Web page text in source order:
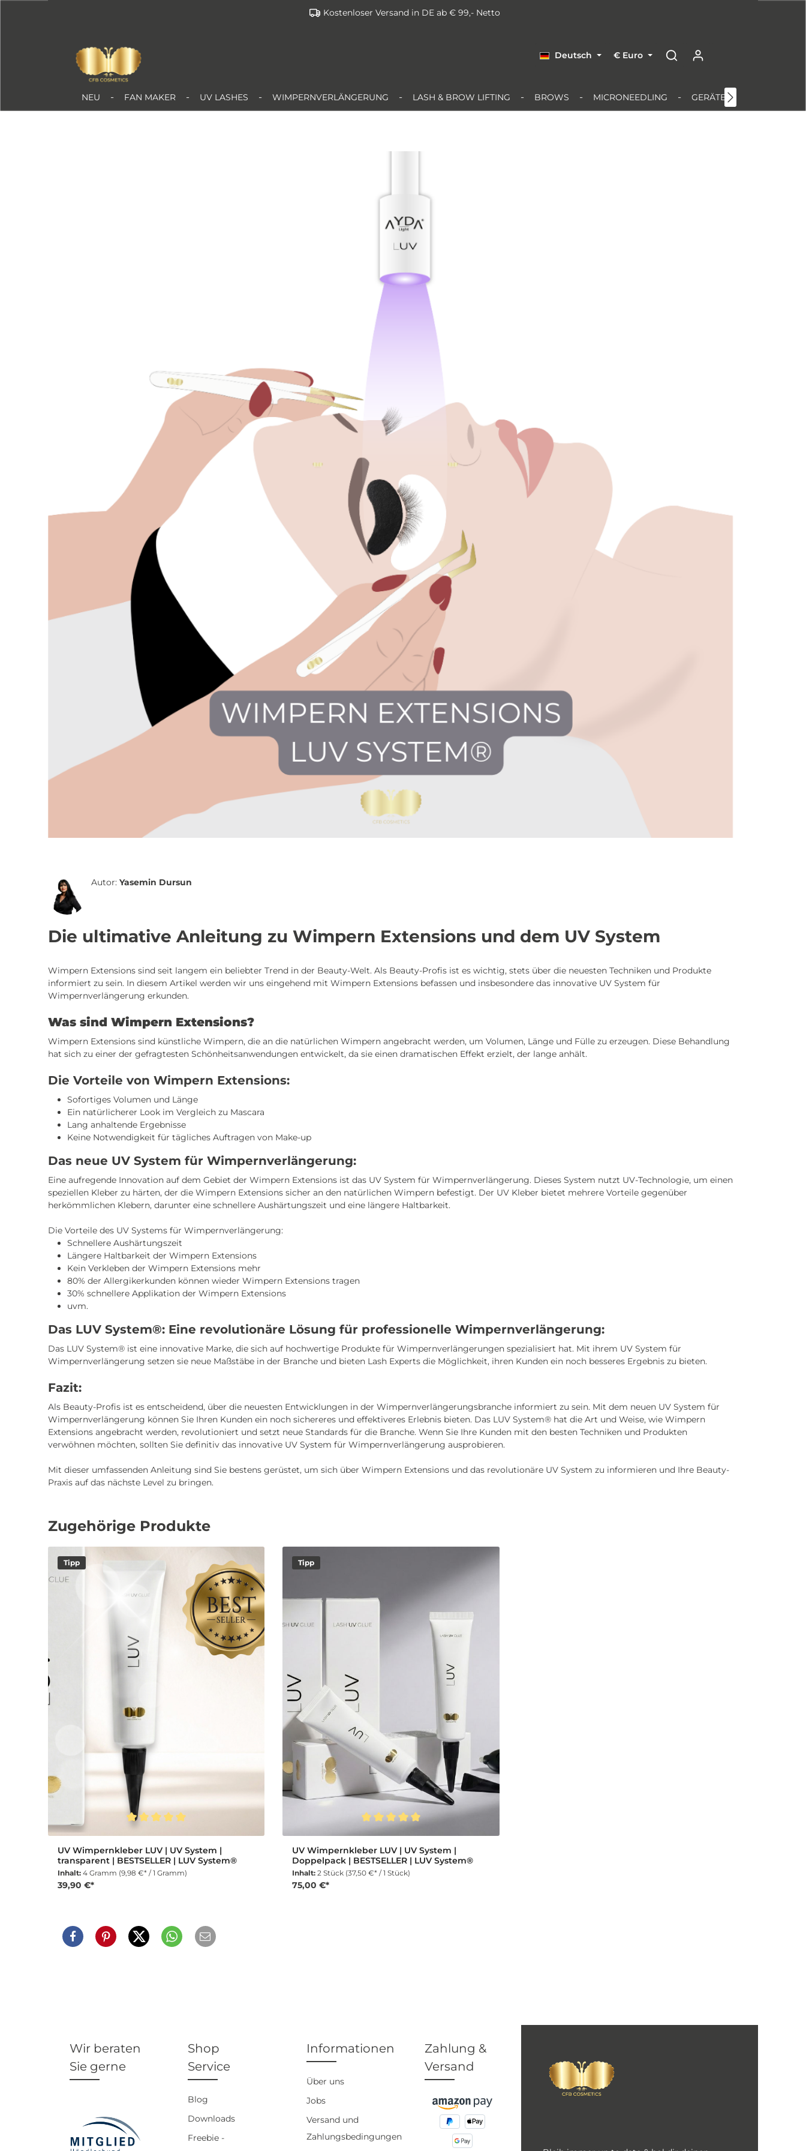
Kostenloser Versand in DE ab € 99,- Netto
Deutsch € Euro
NEU FAN MAKER UV LASHES WIMPERNVERLÄNGERUNG LASH & BROW LIFTING BROWS MICRONEEDLING GERÄTE & EQUIPMENT
Autor: Yasemin Dursun
Die ultimative Anleitung zu Wimpern Extensions und dem UV System
Wimpern Extensions sind seit langem ein beliebter Trend in der Beauty-Welt. Als Beauty-Profis ist es wichtig, stets über die neuesten Techniken und Produkte
informiert zu sein. In diesem Artikel werden wir uns eingehend mit Wimpern Extensions befassen und insbesondere das innovative UV System für
Wimpernverlängerung erkunden.
Was sind Wimpern Extensions?
Wimpern Extensions sind künstliche Wimpern, die an die natürlichen Wimpern angebracht werden, um Volumen, Länge und Fülle zu erzeugen. Diese Behandlung
hat sich zu einer der gefragtesten Schönheitsanwendungen entwickelt, da sie einen dramatischen Effekt erzielt, der lange anhält.
Die Vorteile von Wimpern Extensions:
Sofortiges Volumen und Länge
Ein natürlicherer Look im Vergleich zu Mascara
Lang anhaltende Ergebnisse
Keine Notwendigkeit für tägliches Auftragen von Make-up
Das neue UV System für Wimpernverlängerung:
Eine aufregende Innovation auf dem Gebiet der Wimpern Extensions ist das UV System für Wimpernverlängerung. Dieses System nutzt UV-Technologie, um einen
speziellen Kleber zu härten, der die Wimpern Extensions sicher an den natürlichen Wimpern befestigt. Der UV Kleber bietet mehrere Vorteile gegenüber
herkömmlichen Klebern, darunter eine schnellere Aushärtungszeit und eine längere Haltbarkeit.
Die Vorteile des UV Systems für Wimpernverlängerung:
Schnellere Aushärtungszeit
Längere Haltbarkeit der Wimpern Extensions
Kein Verkleben der Wimpern Extensions mehr
80% der Allergikerkunden können wieder Wimpern Extensions tragen
30% schnellere Applikation der Wimpern Extensions
uvm.
Das LUV System®: Eine revolutionäre Lösung für professionelle Wimpernverlängerung:
Das LUV System® ist eine innovative Marke, die sich auf hochwertige Produkte für Wimpernverlängerungen spezialisiert hat. Mit ihrem UV System für
Wimpernverlängerung setzen sie neue Maßstäbe in der Branche und bieten Lash Experts die Möglichkeit, ihren Kunden ein noch besseres Ergebnis zu bieten.
Fazit:
Als Beauty-Profis ist es entscheidend, über die neuesten Entwicklungen in der Wimpernverlängerungsbranche informiert zu sein. Mit dem neuen UV System für
Wimpernverlängerung können Sie Ihren Kunden ein noch sichereres und effektiveres Erlebnis bieten. Das LUV System® hat die Art und Weise, wie Wimpern
Extensions angebracht werden, revolutioniert und setzt neue Standards für die Branche. Wenn Sie Ihre Kunden mit den besten Techniken und Produkten
verwöhnen möchten, sollten Sie definitiv das innovative UV System für Wimpernverlängerung ausprobieren.
Mit dieser umfassenden Anleitung sind Sie bestens gerüstet, um sich über Wimpern Extensions und das revolutionäre UV System zu informieren und Ihre Beauty-
Praxis auf das nächste Level zu bringen.
Zugehörige Produkte
Tipp
Durchschnittliche Bewertung von 5 von 5 Sternen
UV Wimpernkleber LUV | UV System |
transparent | BESTSELLER | LUV System®
Inhalt: 4 Gramm (9,98 €* / 1 Gramm)
39,90 €*
Tipp
Durchschnittliche Bewertung von 5 von 5 Sternen
UV Wimpernkleber LUV | UV System |
Doppelpack | BESTSELLER | LUV System®
Inhalt:2 Stück (37,50 €* / 1 Stück)
75,00 €*
Wir beraten
Sie gerne
Shop
Service
Blog
Downloads
Freebie -
Informationen
Über uns
Jobs
Versand und
Zahlungsbedingungen
Zahlung &
Versand